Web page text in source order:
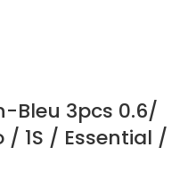
Bleu 3pcs 0.6/
/ 1S / Essential /